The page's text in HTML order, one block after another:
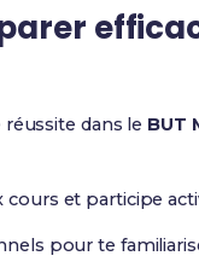
dans le BUT
et participe
pour te